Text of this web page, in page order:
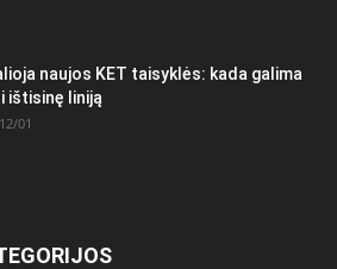
naujos KET taisyklės: kada galima
ištisinę liniją
01